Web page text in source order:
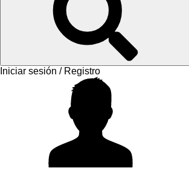
Iniciar sesión / Registro